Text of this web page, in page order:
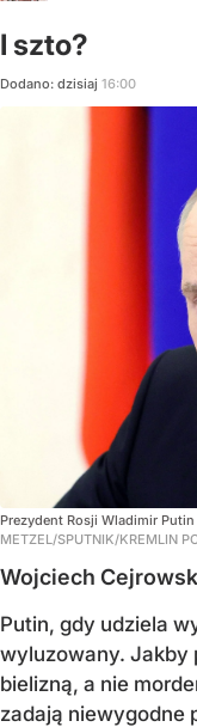
I szto?
Dodano: dzisiaj 16:00
Prezydent Rosji Wladimir Putin
METZEL/SPUTNIK/KREMLIN
Wojciech
Putin, gdy udziela
wyluzowany. Jakby
bielizną, a nie
zadają niewygodne